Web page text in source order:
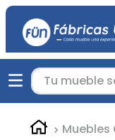
Tu mueble